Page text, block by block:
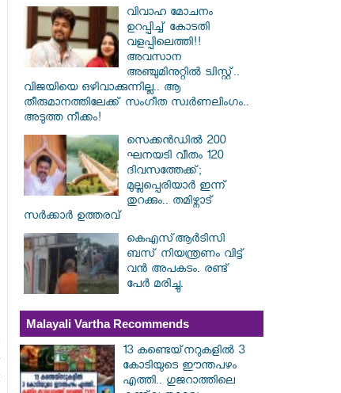
വിവാഹ മോചനം
ഉറപ്പിച്ച് കോടതി
വളപ്പിലെത്തി!!
അവസാന
അഞ്ചുമിനുറ്റിൽ ട്വിസ്റ്റ്..
വിജയിയെ ഒഴിവാക്കുന്നില്ല.. ആ
തീരുമാനത്തിലേക്ക് സംഗീത സ്വർണലിംഗം..
അടുത്ത നീക്കം!
സെക്കൻഡിൽ 200
ഘനയടി വീതം 120
ദിവസത്തേക്ക്;
മുല്ലപ്പെരിയാർ ഇന്ന്
തുറക്കും.. തമിഴ്നാട്
സർക്കാർ ഉത്തരവ്
കെഎസ്ആര്‍ടിസി
ബസ് നിയന്ത്രണം വിട്ട്
വൻ അപകടം. രണ്ട്
പേർ മരിച്ചു.
Malayali Vartha Recommends
13 കണ്ടെയ്‌നറുകളിൽ 3
കോടിയുടെ ഈന്തപഴം
എത്തി.. ഗുജറാത്തിലെ